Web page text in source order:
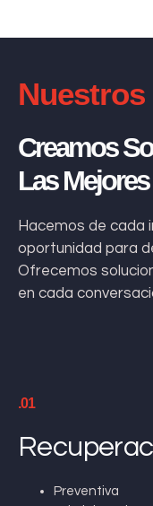
Creamos
Las
Hacemos de cada
oportunidad para
Ofrecemos
en cada
.01
Preventiva